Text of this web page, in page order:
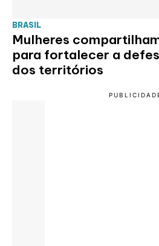
BRASIL
Mulheres
para fortalecer a
dos territórios